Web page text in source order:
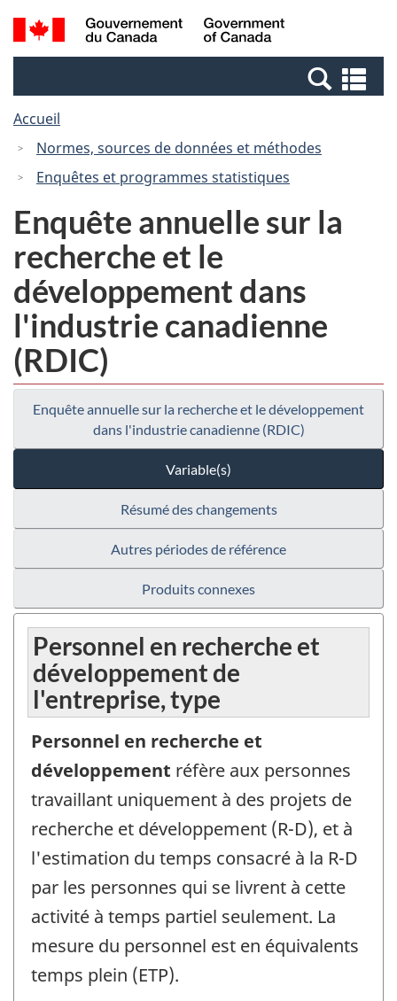
Passer
au
Passer
à
Canada
Recherche
et
et
Accueil
Normes, sources de données et méthodes
Enquêtes et programmes statistiques
Enquête annuelle sur la
recherche et le
développement dans
l'industrie canadienne
(RDIC)
Enquête annuelle sur la recherche et le développement
dans l'industrie canadienne (RDIC)
Variable(s)
Résumé des changements
Autres périodes de référence
Produits connexes
Personnel en recherche et
développement de
l'entreprise, type
Personnel en recherche et
développement réfère aux personnes
travaillant uniquement à des projets de
recherche et développement (R-D), et à
l'estimation du temps consacré à la R-D
par les personnes qui se livrent à cette
activité à temps partiel seulement. La
mesure du personnel est en équivalents
temps plein (ETP).